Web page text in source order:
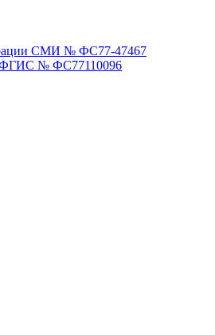
СМИ № ФС77-47467
ФГИС № ФС77110096